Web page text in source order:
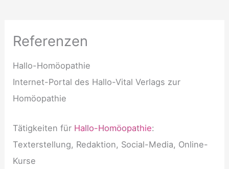
Referenzen
Hallo-Homöopathie
Internet-Portal des Hallo-Vital Verlags zur
Homöopathie
Tätigkeiten für Hallo-Homöopathie:
Texterstellung, Redaktion, Social-Media, Online-
Kurse